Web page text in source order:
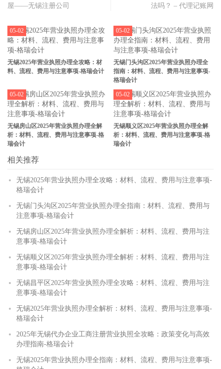
屋——无锡注册公司
法吗？ – 代理记账网
无锡2025年营业执照办理全攻略：材
料、流程、费用与注意事项-格瑞会计
05-02
无锡门头沟区2025年营业执照办理全
指南：材料、流程、费用与注意事项-
格瑞会计
05-02
无锡房山区2025年营业执照办理全解
析：材料、流程、费用与注意事项-格
瑞会计
05-02
无锡顺义区2025年营业执照办理全解
析：材料、流程、费用与注意事项-格
瑞会计
05-02
相关推荐
无锡2025年营业执照办理全攻略：材料、流程、费用与注意事项-
格瑞会计
无锡门头沟区2025年营业执照办理全指南：材料、流程、费用与
注意事项-格瑞会计
无锡房山区2025年营业执照办理全解析：材料、流程、费用与注
意事项-格瑞会计
无锡顺义区2025年营业执照办理全解析：材料、流程、费用与注
意事项-格瑞会计
无锡昌平区2025年营业执照办理全攻略：材料、流程、费用与注
意事项-格瑞会计
无锡2025年营业执照办理全解析：材料、流程、费用与注意事项-
格瑞会计
2025年无锡代办企业工商注册营业执照全攻略：政策变化与高效
办理指南-格瑞会计
无锡2025年营业执照办理全指南：材料、流程、费用与注意事项-